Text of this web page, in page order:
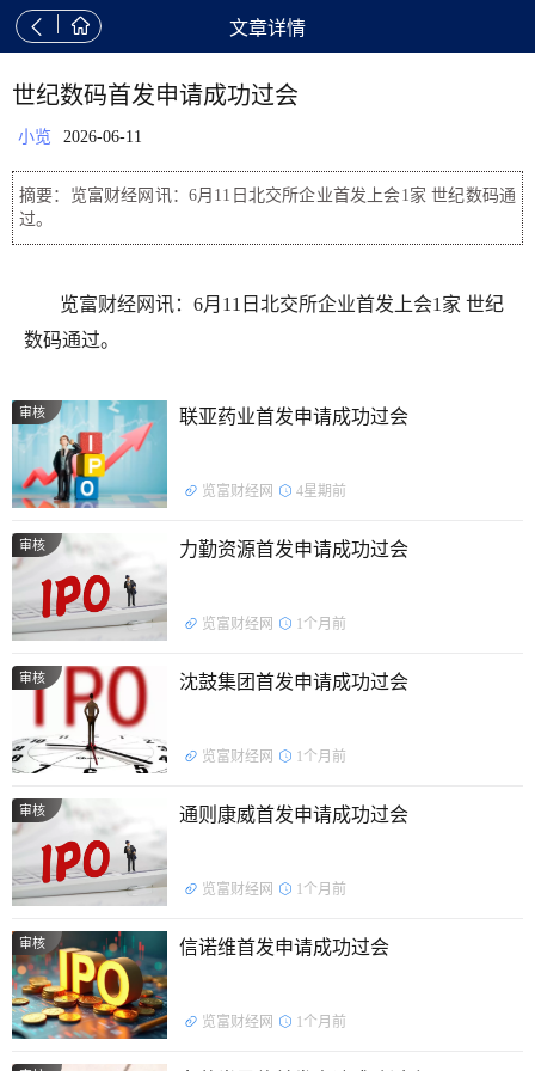
  文章详情
世纪数码首发申请成功过会
小览 2026-06-11
摘要：览富财经网讯：6月11日北交所企业首发上会1家 世纪数码通
过。
览富财经网讯：6月11日北交所企业首发上会1家 世纪
数码通过。
审核 联亚药业首发申请成功过会
览富财经网 4星期前
审核 力勤资源首发申请成功过会
览富财经网 1个月前
审核 沈鼓集团首发申请成功过会
览富财经网 1个月前
审核 通则康威首发申请成功过会
览富财经网 1个月前
审核 信诺维首发申请成功过会
览富财经网 1个月前